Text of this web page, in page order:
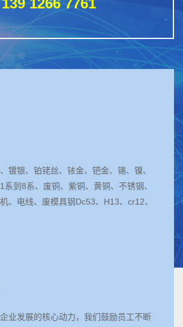
镀银、铂铑丝、铱金、钯金、锡、镍、
系到8系、废铜、紫铜、黄铜、不锈钢、
、电线、废模具钢Dc53、H13、cr12、
业发展的核心动力，我们鼓励员工不断